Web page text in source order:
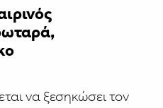
να ξεσηκώσει τον